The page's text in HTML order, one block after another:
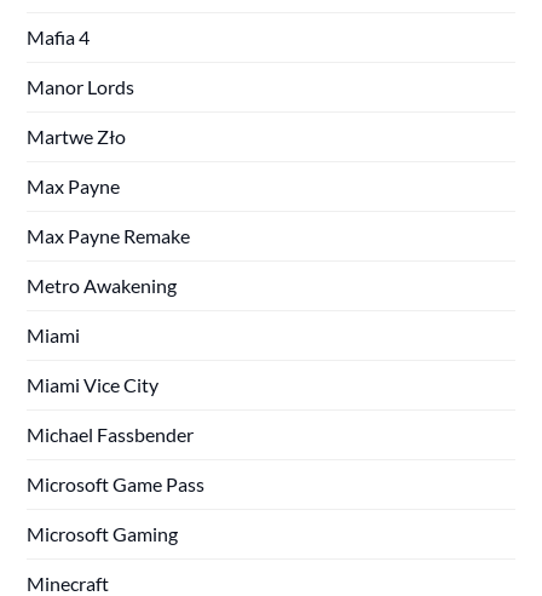
Mafia 4
Manor Lords
Martwe Zło
Max Payne
Max Payne Remake
Metro Awakening
Miami
Miami Vice City
Michael Fassbender
Microsoft Game Pass
Microsoft Gaming
Minecraft